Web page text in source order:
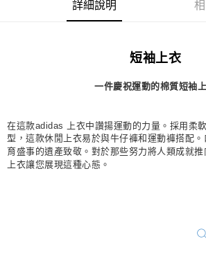
每筆NT$80，滿NT$1,500(含以上)免運費
付款後門市自取
每筆NT$80，滿NT$1,500(含以上)免運費
詳細說明
短袖上衣
一件慶祝運動的棉質短袖
在這款adidas 上衣中讚揚運動的力量。採用柔
型，這款休閒上衣易於與牛仔褲和運動褲搭配
育盛事的遺產致敬。對於那些努力將人類成就
上衣讓您展現這種心態。